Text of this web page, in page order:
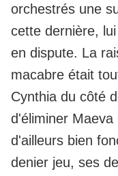
orchestrés une
cette dernière,
en dispute. La
macabre était
Cynthia du côté
d'éliminer
d'ailleurs bien
denier jeu, ses